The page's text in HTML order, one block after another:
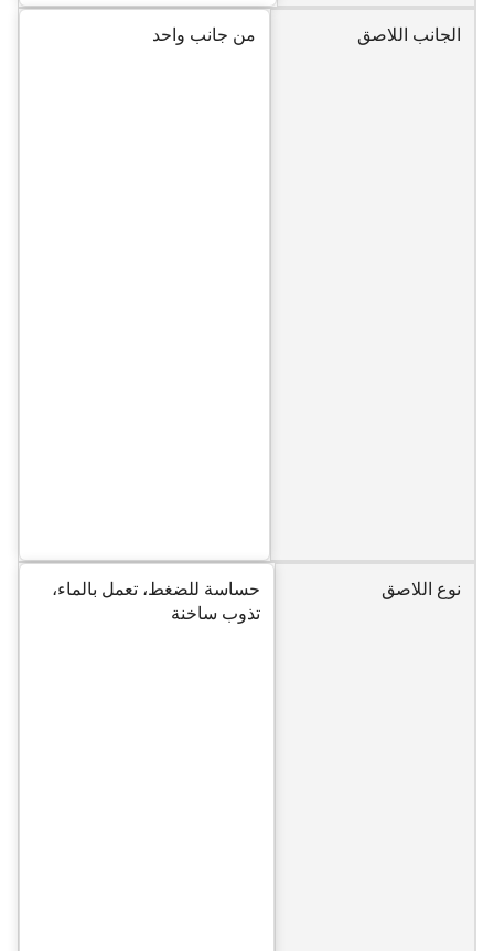
الجانب اللاصق من جانب واحد
نوع اللاصق
حساسة للضغط، تعمل بالماء،
تذوب ساخنة